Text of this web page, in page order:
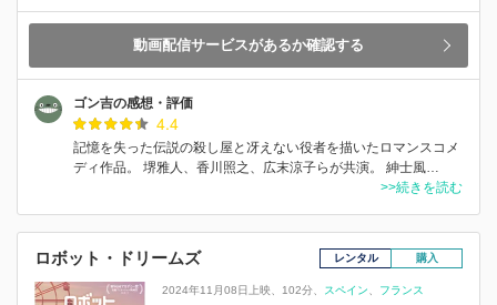
動画配信サービスがあるか確認する
ゴン吉の感想・評価
4.4
記憶を失った伝説の殺し屋と冴えない役者を描いたロマンスコメ
ディ作品。 堺雅人、香川照之、広末涼子らが共演。 紳士風…
>>続きを読む
ロボット・ドリームズ レンタル 購入
2024年11月08日上映 102分 スペイン
フランス